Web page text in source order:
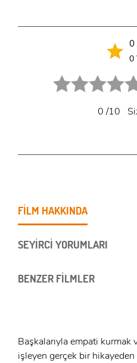
0
0
0/10
FİLM HAKKINDA
SEYİRCİ YORUMLARI
BENZER FİLMLER
Başkalarıyla empati kurmak
işleyen gerçek bir